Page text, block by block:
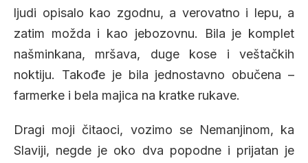
ljudi opisalo kao zgodnu, a verovatno i lepu, a
zatim možda i kao jebozovnu. Bila je komplet
našminkana, mršava, duge kose i veštačkih
noktiju. Takođe je bila jednostavno obučena –
farmerke i bela majica na kratke rukave.
Dragi moji čitaoci, vozimo se Nemanjinom, ka
Slaviji, negde je oko dva popodne i prijatan je